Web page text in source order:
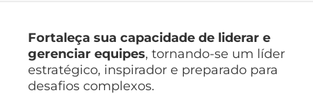
Fortaleça sua capacidade de liderar e
gerenciar equipes, tornando-se um líder
estratégico, inspirador e preparado para
desafios complexos.